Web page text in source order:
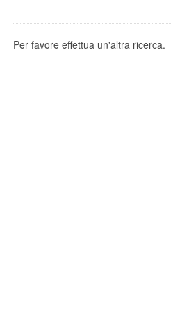
Per favore effettua un'altra ricerca.